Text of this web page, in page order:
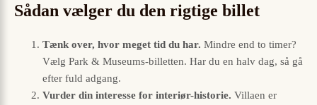
Sådan vælger du den rigtige billet
Tænk over, hvor meget tid du har. Mindre end to timer?
Vælg Park & Museums-billetten. Har du en halv dag, så gå
efter fuld adgang.
Vurder din interesse for interiør-historie. Villaen er